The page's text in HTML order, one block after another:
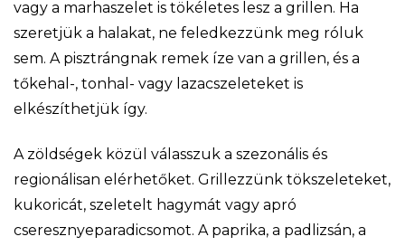
vagy a marhaszelet is tökéletes lesz a grillen. Ha
szeretjük a halakat, ne feledkezzünk meg róluk
sem. A pisztrángnak remek íze van a grillen, és a
tőkehal-, tonhal- vagy lazacszeleteket is
elkészíthetjük így.
A zöldségek közül válasszuk a szezonális és
regionálisan elérhetőket. Grillezzünk tökszeleteket,
kukoricát, szeletelt hagymát vagy apró
cseresznyeparadicsomot. A paprika, a padlizsán, a